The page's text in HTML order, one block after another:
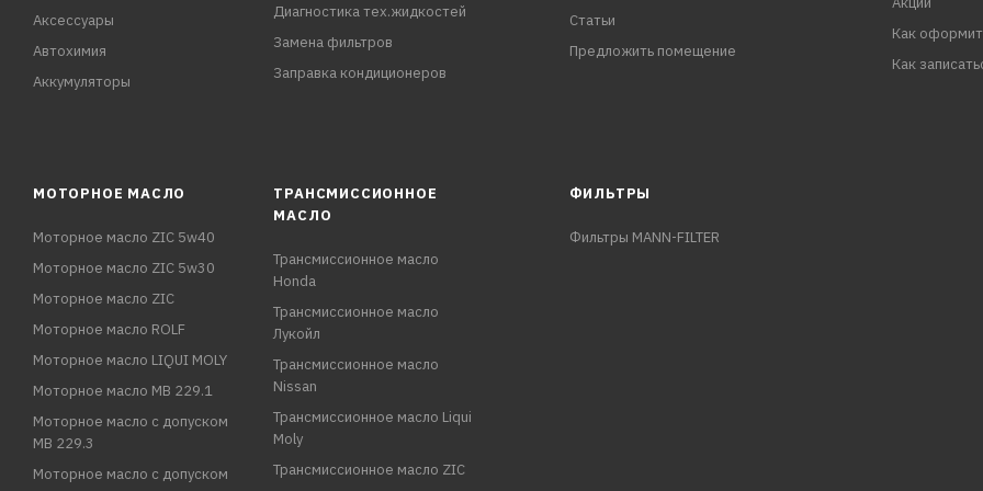
Аксессуары
Автохимия
Аккумуляторы
Диагностика тех.жидкостей
Замена фильтров
Заправка кондиционеров
Статьи
Предложить помещение
Как
Как
МОТОРНОЕ МАСЛО
Моторное масло ZIC 5w40
Моторное масло ZIC 5w30
Моторное масло ZIC
Моторное масло ROLF
Моторное масло LIQUI MOLY
Моторное масло MB 229.1
Моторное масло с допуском
MB 229.3
Моторное масло с допуском
ТРАНСМИССИОННОЕ
МАСЛО
Трансмиссионное масло
Honda
Трансмиссионное масло
Лукойл
Трансмиссионное масло
Nissan
Трансмиссионное масло Liqui
Moly
Трансмиссионное масло ZIC
ФИЛЬТРЫ
Фильтры MANN-FILTER